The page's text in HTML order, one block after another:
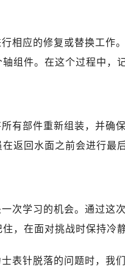
自治区呼和浩特市玉泉区
省大庆市萨尔图区会战大
省鹤岗市向阳区红军路劳
省鸡西市鸡冠区红军路劳
省牡丹江市东安区太平路
省七台河市桃山区大同街
省双鸭山市尖山区新兴大
省伊春市伊美区通河路劳
白城市洮北区明仁南街劳
吉林市船营区河南街劳力
相应的修复或替换工作
组件。在这个过程中，
有部件重新组装，并确
返回水面之前会进行最后
次学习的机会。通过这
住，在面对挑战时保持
表针脱落的问题时，我